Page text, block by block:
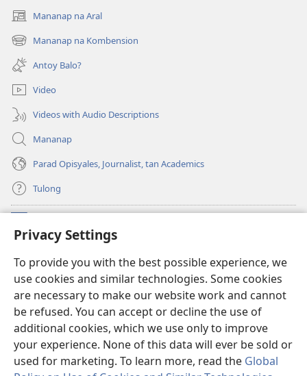
Privacy Settings
To provide you with the best possible experience, we
use cookies and similar technologies. Some cookies
are necessary to make our website work and cannot
be refused. You can accept or decline the use of
additional cookies, which we use only to improve
your experience. None of this data will ever be sold or
used for marketing. To learn more, read the Global
Mananap na Aral
(opens
new
window)
Mananap na Kombension
(opens
new
window)
Antoy Balo?
Video
Videos with Audio Descriptions
Mananap
Parad Opisyales, Journalist, tan Academics
Tulong
(opens
new
Watchtower ONLINE YA LIBRARYA™
(opens
new
window)JW Hub
(opens
new
window)JW Library App